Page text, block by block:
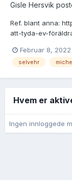
Gisle Hersvik
Ref. blant anna:
att-tyda-ev-
Forlovet 28 Jul
https://
Februar 8, 2022
selvehr
Hvem er
Ingen innloggede